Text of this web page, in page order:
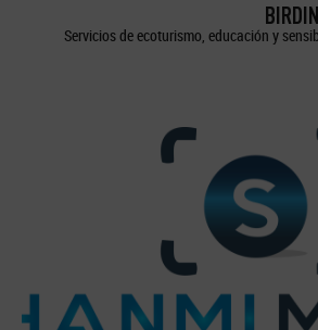
Servicios de ecoturismo, educación y